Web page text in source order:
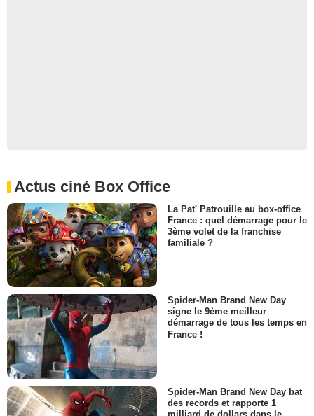
Actus ciné Box Office
La Pat' Patrouille au box-office
France : quel démarrage pour le
3ème volet de la franchise
familiale ?
Spider-Man Brand New Day
signe le 9ème meilleur
démarrage de tous les temps en
France !
Spider-Man Brand New Day bat
des records et rapporte 1